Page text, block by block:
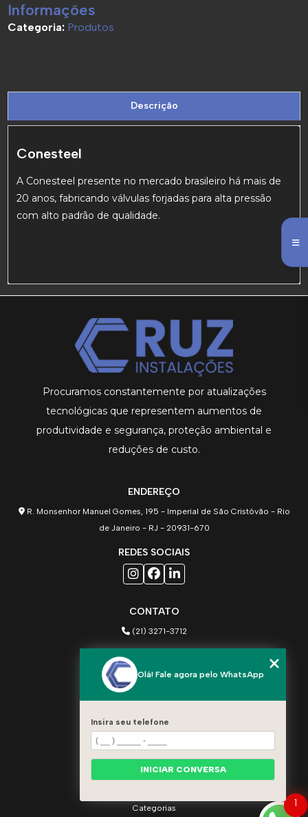
Informações
Categoria: Produtos
Descrição
Conesteel
A Conesteel presente no mercado brasileiro há mais de
20 anos, fabricando válvulas forjadas para alta pressão
com alto padrão de qualidade.
Procuramos constantemente por atualizações
tecnológicas que representem aumentos de
produtividade e segurança, proteção ambiental e
reduções de custo.
ENDEREÇO
R. Monsenhor Manuel Gomes, 195 - Imperial de São Cristóvão - Rio
de Janeiro - RJ - 20931-670
REDES SOCIAIS
CONTATO
(21) 3271-3712
comercial@cruzinstalacoes.com
MENU
Home
Sobre
Serviços
Categorias
1
Olá! Fale agora pelo WhatsApp
Insira seu telefone
INICIAR CONVERSA